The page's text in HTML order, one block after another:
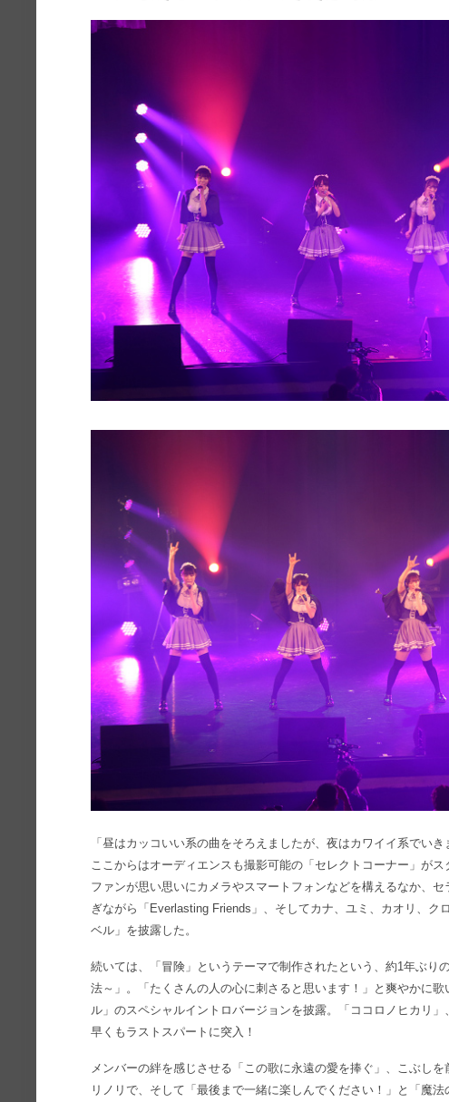
「昼はカッコいい系の曲をそろえましたが、夜はカワイイ系でい
ここからはオーディエンスも撮影可能の「セレクトコーナー」がス
ファンが思い思いにカメラやスマートフォンなどを構えるなか、
ぎながら「Everlasting Friends」、そしてカナ、ユミ、カオリ、ク
ベル」を披露した。
続いては、「冒険」というテーマで制作されたという、約1年ぶり
法～」。「たくさんの人の心に刺さると思います！」と爽やかに
ル」のスペシャルイントロバージョンを披露。「ココロノヒカリ
早くもラストスパートに突入！
メンバーの絆を感じさせる「この歌に永遠の愛を捧ぐ」、こぶし
リノリで、そして「最後まで一緒に楽しんでください！」と「魔